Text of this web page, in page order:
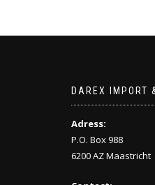
DAREX IMPORT
Adress:
P.O. Box 988
6200 AZ Maastricht